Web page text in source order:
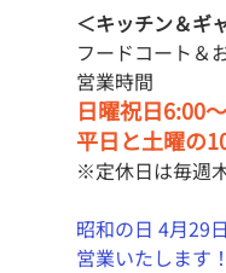
＜キッチン＆ギ
フードコート＆
営業時間
日曜祝日6:00
平日と土曜の
※定休日は毎週
昭和の日 4月29
営業いたします！